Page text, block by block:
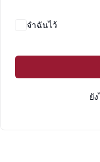
จำฉันไว้
ยั